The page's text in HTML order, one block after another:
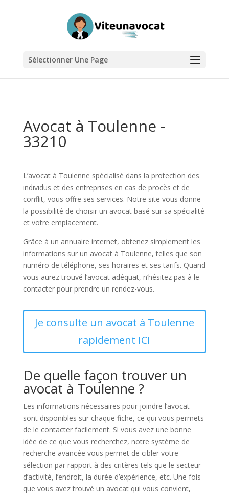
Sélectionner Une Page
Avocat à Toulenne -
33210
L’avocat à Toulenne spécialisé dans la protection des
individus et des entreprises en cas de procès et de
conflit, vous offre ses services. Notre site vous donne
la possibilité de choisir un avocat basé sur sa spécialité
et votre emplacement.
Grâce à un annuaire internet, obtenez simplement les
informations sur un avocat à Toulenne, telles que son
numéro de téléphone, ses horaires et ses tarifs. Quand
vous aurez trouvé l’avocat adéquat, n’hésitez pas à le
contacter pour prendre un rendez-vous.
Je consulte un avocat à Toulenne
rapidement ICI
De quelle façon trouver un
avocat à Toulenne ?
Les informations nécessaires pour joindre l’avocat
sont disponibles sur chaque fiche, ce qui vous permets
de le contacter facilement. Si vous avez une bonne
idée de ce que vous recherchez, notre système de
recherche avancée vous permet de cibler votre
sélection par rapport à des critères tels que le secteur
d’activité, l’endroit, la durée d’expérience, etc. Une fois
que vous avez trouvé un avocat qui vous convient,